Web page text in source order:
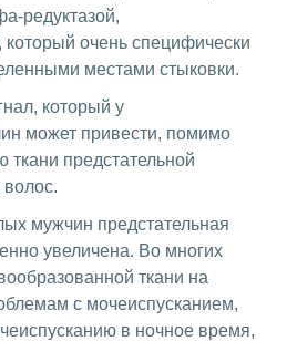
редуктазой,
очень специфически
местами стыковки.
который у
может привести, помимо
ткани предстательной
мужчин предстательная
увеличена. Во многих
ткани на
с мочеиспусканием,
в ночное время,